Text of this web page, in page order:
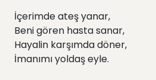
İçerimde ateş yanar,
Beni gören hasta sanar,
Hayalin karşımda döner,
İmanımı yoldaş eyle.